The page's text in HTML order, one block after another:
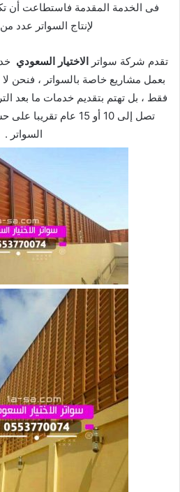
فى الخدمة المقدمة فاستطاعت أن
لإنتاج السواتر عدد
تقدم شركة سواترالاختيار السعودي
بعمل مشاريع خاصة بالسواتر ، فنحن لا
فقط ، بل تهتم بتقديم خدمات ما بعد
تصل إلى 10 أو 15 عام
السواتر .